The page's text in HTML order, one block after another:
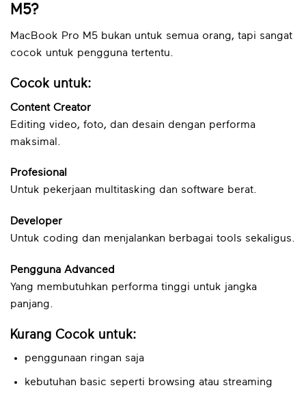
M5?
MacBook Pro M5 bukan untuk semua orang, tapi sangat
cocok untuk pengguna tertentu.
Cocok untuk:
Content Creator
Editing video, foto, dan desain dengan performa
maksimal.
Profesional
Untuk pekerjaan multitasking dan software berat.
Developer
Untuk coding dan menjalankan berbagai tools sekaligus.
Pengguna Advanced
Yang membutuhkan performa tinggi untuk jangka
panjang.
Kurang Cocok untuk:
penggunaan ringan saja
kebutuhan basic seperti browsing atau streaming